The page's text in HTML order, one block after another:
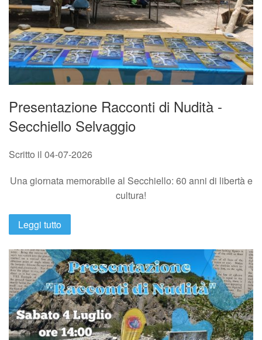
Presentazione Racconti di Nudità -
Secchiello Selvaggio
Scritto il 04-07-2026
Una giornata memorabile al Secchiello: 60 anni di libertà e
cultura!
Leggi tutto